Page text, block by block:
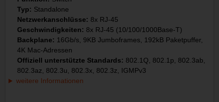
Typ: Standalone
Netzwerkanschlüsse: 8x RJ-45
Geschwindigkeiten: 8x RJ-45 (10/100/1000Base-T)
Backplane: 16Gb/s, 9KB Jumboframes, 192kB Paketpuffer,
4K Mac-Adressen
Offiziell unterstützte Standards: 802.1Q, 802.1p, 802.3ab,
802.3az, 802.3u, 802.3x, 802.3z, IGMPv3
weitere Informationen